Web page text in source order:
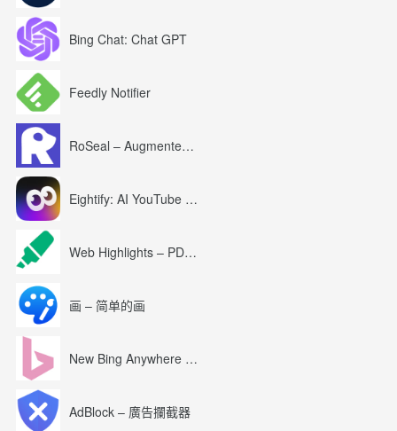
Bing Chat: Chat GPT
Feedly Notifier
RoSeal – Augmented Roblox Experience
Eightify: AI YouTube Summary with ChatGPT
Web Highlights – PDF & Web Highlighter
画 – 简单的画
New Bing Anywhere (Bing Chat GPT-4)
AdBlock – 廣告攔截器